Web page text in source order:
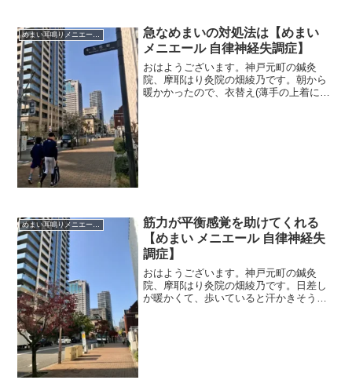
めまい耳鳴りメニエール突発性難聴
急なめまいの対処法は【めまい
メニエール 自律神経失調症】
おはようございます。神戸元町の鍼灸
院、摩耶はり灸院の畑綾乃です。朝から
暖かかったので、衣替え(薄手の上着にす
筋力が平衡感覚を助けてくれる
【めまい メニエール 自律神経失
調症】
おはようございます。神戸元町の鍼灸
院、摩耶はり灸院の畑綾乃です。日差し
が暖かくて、歩いていると汗かきそうで